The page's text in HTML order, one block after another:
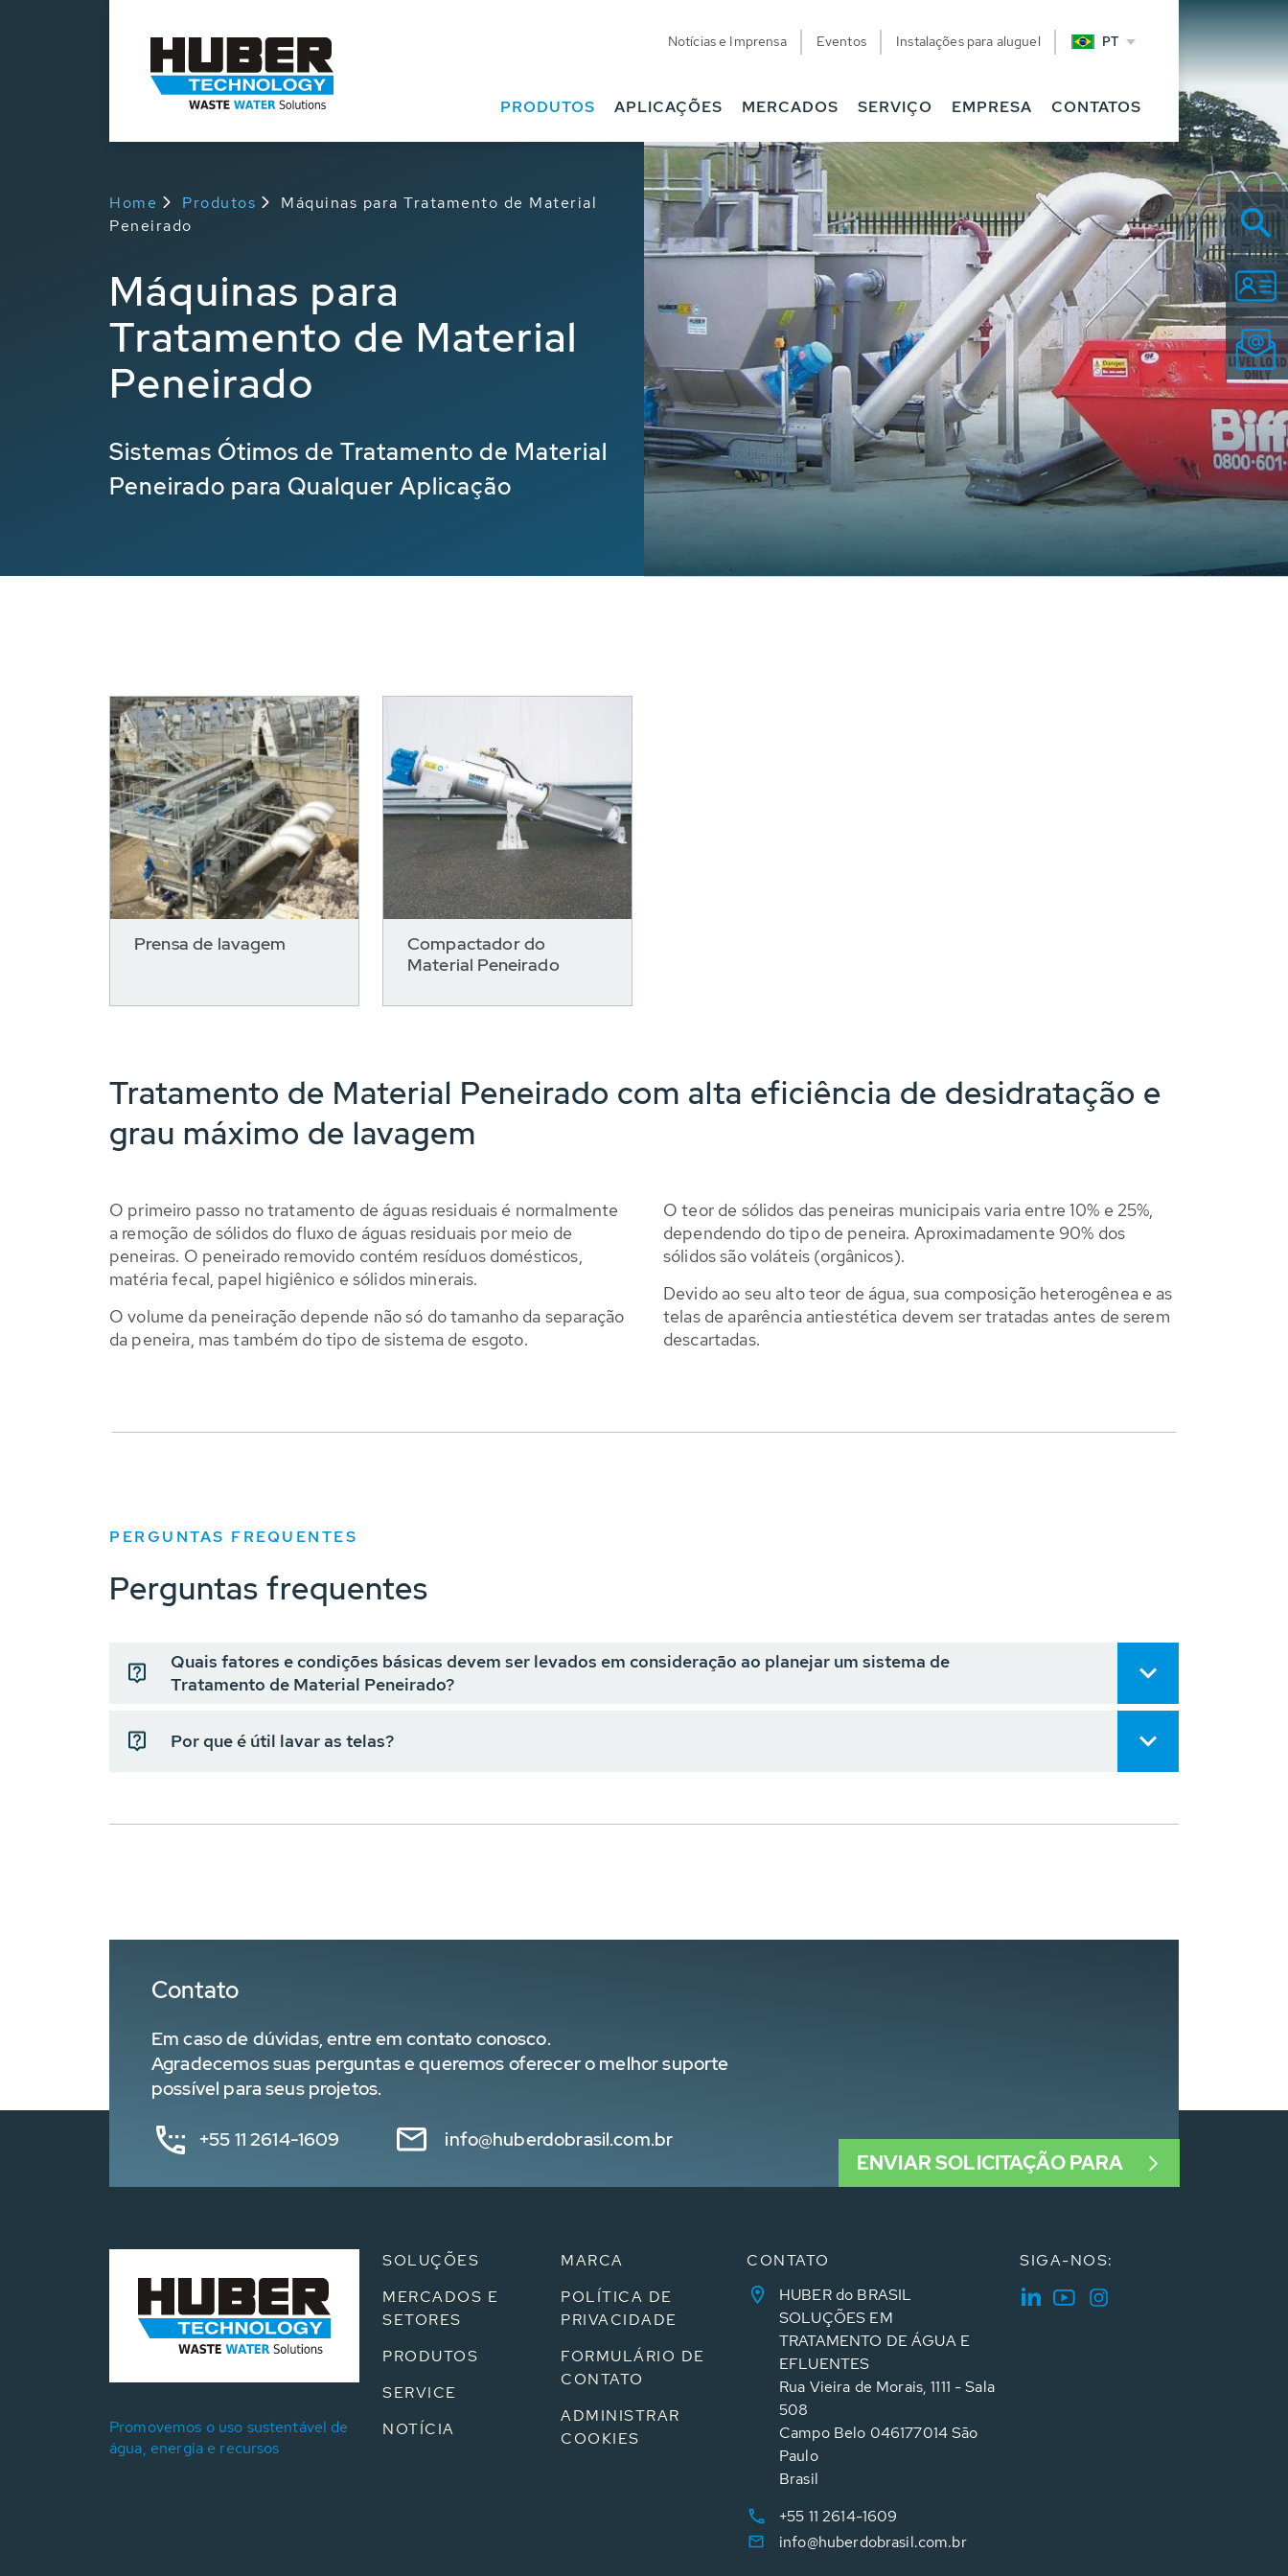
Notícias e Imprensa Eventos Instalações para aluguel PT
PRODUTOS APLICAÇÕES MERCADOS SERVIÇO EMPRESA CONTATOS
Home Produtos
Máquinas para Tratamento de Material
Peneirado
Máquinas para
Tratamento de Material
Peneirado
Sistemas Ótimos de Tratamento de Material
Peneirado para Qualquer Aplicação
Prensa de lavagem
Compactador do
Material Peneirado
Tratamento de Material Peneirado com alta eficiência de desidratação e
grau máximo de lavagem
O primeiro passo no tratamento de águas residuais é normalmente
a remoção de sólidos do fluxo de águas residuais por meio de
peneiras. O peneirado removido contém resíduos domésticos,
matéria fecal, papel higiênico e sólidos minerais.
O volume da peneiração depende não só do tamanho da separação
da peneira, mas também do tipo de sistema de esgoto.
O teor de sólidos das peneiras municipais varia entre 10% e 25%,
dependendo do tipo de peneira. Aproximadamente 90% dos
sólidos são voláteis (orgânicos).
Devido ao seu alto teor de água, sua composição heterogênea e as
telas de aparência antiestética devem ser tratadas antes de serem
descartadas.
PERGUNTAS FREQUENTES
Perguntas frequentes
Quais fatores e condições básicas devem ser levados em consideração ao planejar um sistema de
Tratamento de Material Peneirado?
Por que é útil lavar as telas?
Contato
Em caso de dúvidas, entre em contato conosco.
Agradecemos suas perguntas e queremos oferecer o melhor suporte
possível para seus projetos.
+55 11 2614-1609 info@huberdobrasil.com.br
ENVIAR SOLICITAÇÃO PARA
Promovemos o uso sustentável de
água, energia e recursos
SOLUÇÕES
MERCADOS E
SETORES
PRODUTOS
SERVICE
NOTÍCIA
MARCA
POLÍTICA DE
PRIVACIDADE
FORMULÁRIO DE
CONTATO
ADMINISTRAR
COOKIES
CONTATO
HUBER do BRASIL
SOLUÇÕES EM
TRATAMENTO DE ÁGUA E
EFLUENTES
Rua Vieira de Morais, 1111 - Sala
508
Campo Belo 046177014 São
Paulo
Brasil
+55 11 2614-1609
info@huberdobrasil.com.br
SIGA-NOS: